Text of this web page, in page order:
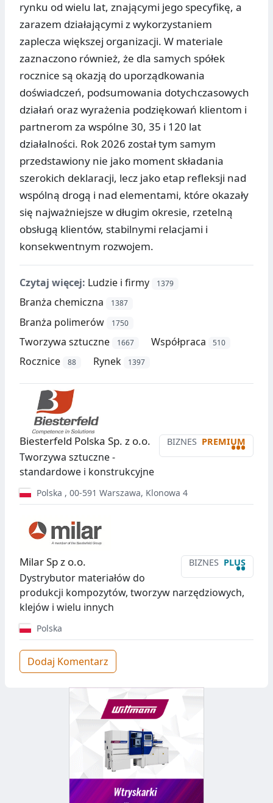
rynku od wielu lat, znającymi jego specyfikę, a
zarazem działającymi z wykorzystaniem
zaplecza większej organizacji. W materiale
zaznaczono również, że dla samych spółek
rocznice są okazją do uporządkowania
doświadczeń, podsumowania dotychczasowych
działań oraz wyrażenia podziękowań klientom i
partnerom za wspólne 30, 35 i 120 lat
działalności. Rok 2026 został tym samym
przedstawiony nie jako moment składania
szerokich deklaracji, lecz jako etap refleksji nad
wspólną drogą i nad elementami, które okazały
się najważniejsze w długim okresie, rzetelną
obsługą klientów, stabilnymi relacjami i
konsekwentnym rozwojem.
Czytaj więcej: Ludzie i firmy 1379
Branża chemiczna 1387
Branża polimerów 1750
Tworzywa sztuczne 1667 Współpraca 510
Rocznice 88 Rynek 1397
BIZNES PREMIUM
•••
Biesterfeld Polska Sp. z o.o.
Tworzywa sztuczne -
standardowe i konstrukcyjne
Polska , 00-591 Warszawa, Klonowa 4
BIZNES PLUS
••
Milar Sp z o.o.
Dystrybutor materiałów do
produkcji kompozytów, tworzyw narzędziowych,
klejów i wielu innych
Polska
Dodaj Komentarz